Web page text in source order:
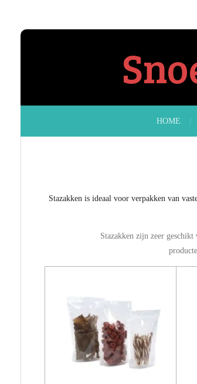
HOME
Stazakken is ideaal voor verpakken van
Stazakken zijn zeer